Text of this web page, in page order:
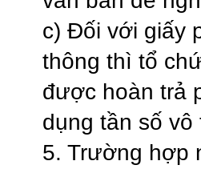
c) Đối với giấy
thông thì tổ
được hoàn trả
dụng tần số
5. Trường hợp